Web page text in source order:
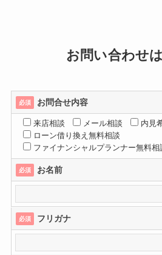
お問い合わせ
必須 お問合せ内容
来店相談 メール相談
内見
ローン借り換え無料相談
ファイナンシャルプランナー無料相
必須 お名前
必須 フリガナ